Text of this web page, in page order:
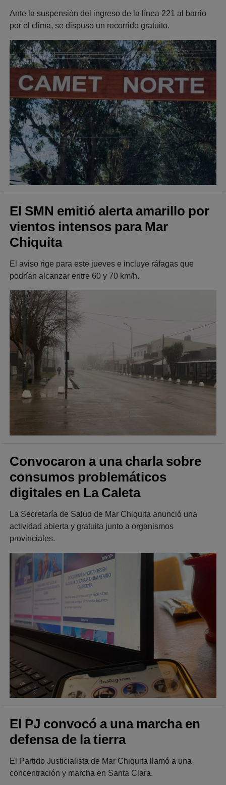
Ante la suspensión del ingreso de la línea 221 al barrio
por el clima, se dispuso un recorrido gratuito.
El SMN emitió alerta amarillo por
vientos intensos para Mar
Chiquita
El aviso rige para este jueves e incluye ráfagas que
podrían alcanzar entre 60 y 70 km/h.
Convocaron a una charla sobre
consumos problemáticos
digitales en La Caleta
La Secretaría de Salud de Mar Chiquita anunció una
actividad abierta y gratuita junto a organismos
provinciales.
El PJ convocó a una marcha en
defensa de la tierra
El Partido Justicialista de Mar Chiquita llamó a una
concentración y marcha en Santa Clara.